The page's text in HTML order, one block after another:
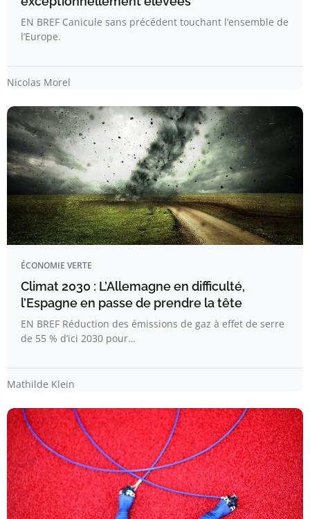
EN BREF Canicule sans précédent touchant l’ensemble de
l’Europe.
Nicolas Morel
ÉCONOMIE VERTE
Climat 2030 : L’Allemagne en difficulté,
l’Espagne en passe de prendre la tête
EN BREF Réduction des émissions de gaz à effet de serre
de 55 % d’ici 2030 pour…
Mathilde Klein